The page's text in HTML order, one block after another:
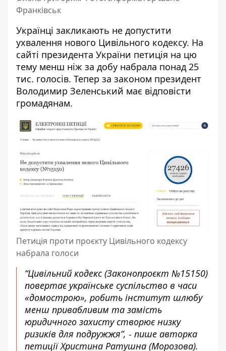
Франківськ
Українці закликають не допустити
ухвалення нового Цивільного кодексу. На
сайті президента України петиція на цю
тему менш ніж за добу набрала понад 25
тис. голосів. Тепер за законом президент
Володимир Зеленський має відповісти
громадянам.
Петиція проти проєкту Цивільного кодексу
набрала голоси
“Цивільний кодекс (Законопроєкт №15150)
повертає українське суспільство в часи
«домострою», робить інститут шлюбу
менш привабливим та замість
юридичного захисту створює низку
ризиків для подружжя”, - пише авторка
петиціїХристина Ратушна (Морозова).